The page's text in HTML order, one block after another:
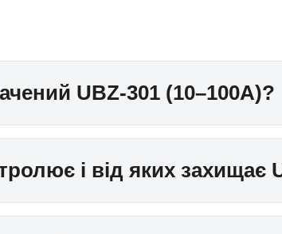
UBZ-301 (10–100А)?
і від яких захищає